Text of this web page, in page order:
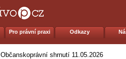
Pro právní praxi Odkazy
Občanskoprávní shrnutí 11.05.2026